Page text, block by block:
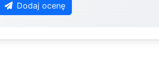
Dodaj ocenę